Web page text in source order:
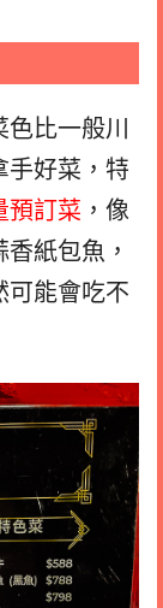
比一般川
手好菜，特
預訂菜 ，像
紙包魚，
可能會吃不